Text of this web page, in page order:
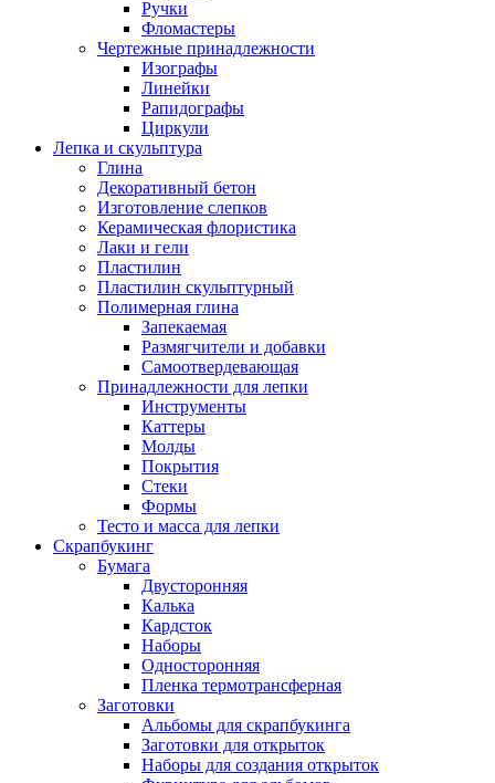
Ручки
Фломастеры
Чертежные принадлежности
Изографы
Линейки
Рапидографы
Циркули
Лепка и скульптура
Глина
Декоративный бетон
Изготовление слепков
Керамическая флористика
Лаки и гели
Пластилин
Пластилин скульптурный
Полимерная глина
Запекаемая
Размягчители и добавки
Самоотвердевающая
Принадлежности для лепки
Инструменты
Каттеры
Молды
Покрытия
Стеки
Формы
Тесто и масса для лепки
Скрапбукинг
Бумага
Двусторонняя
Калька
Кардсток
Наборы
Односторонняя
Пленка термотрансферная
Заготовки
Альбомы для скрапбукинга
Заготовки для открыток
Наборы для создания открыток